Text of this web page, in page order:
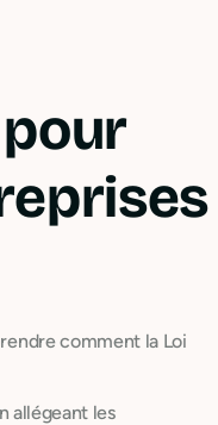
comment la Loi
allégeant les